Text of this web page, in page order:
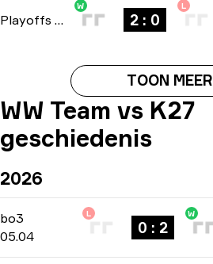
Playoffs bo3
W
2 : 0
L
TOON MEER
WW Team vs K27
geschiedenis
2026
bo3 -bo3
05.04
L
0 : 2
W